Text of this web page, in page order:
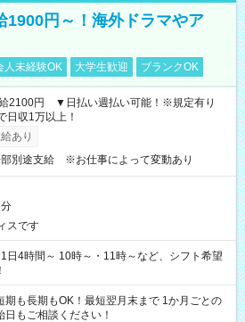
1900円～！海外ドラマやア
人未経験OK 大学生歓迎 ブランクOK
給2100円 ▼日払い週払い可能！※規定有り
収1万以上！
あり
部別途支給 ※お仕事によって変動あり
スです
4時間～ 10時～・11時～など、シフト希望
期も長期もOK！最短翌月末まで 1か月ごとの
もご相談ください！